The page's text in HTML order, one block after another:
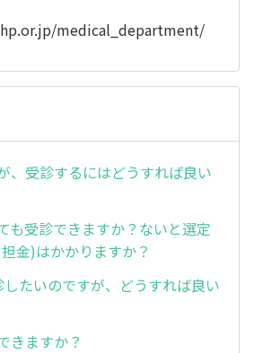
medical_department/
、受診するにはどうすれば良い
も受診できますか？ないと選定
金)はかかりますか？
たいのですが、どうすれば良い
きますか？